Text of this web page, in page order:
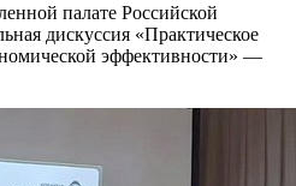
палате Российской
дискуссия «Практическое
эффективности» —